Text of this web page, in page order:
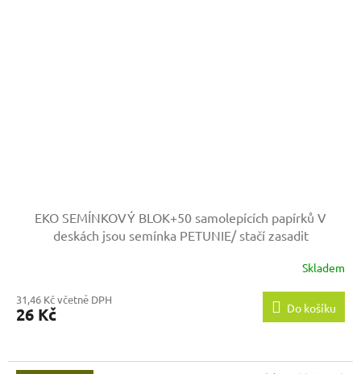
EKO SEMÍNKOVÝ BLOK+50 samolepících papírků V
deskách jsou semínka PETUNIE/ stačí zasadit
Skladem
31,46 Kč včetně DPH
26 Kč Do košíku